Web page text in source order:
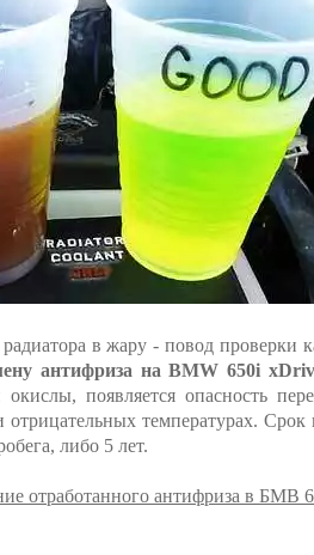
в жару - повод проверки
антифриза на BMW 650i
окислы, появляется опасность
температурах. Срок
либо 5 лет.
отработанного антифриза в БМВ